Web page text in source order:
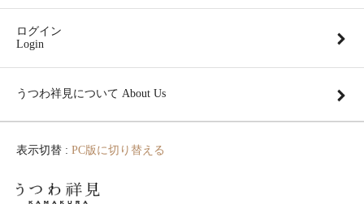
ログイン
Login
うつわ祥見について About Us
表示切替 : PC版に切り替える